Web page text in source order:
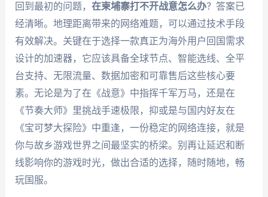
回到最初的问题， 在柬埔寨打不开战意怎么办？答案已
经清晰。地理距离带来的网络难题，可以通过技术手段
有效解决。关键在于选择一款真正为海外用户回国需求
设计的加速器，它应该具备全球节点、智能选线、全平
台支持、无限流量、数据加密和可靠售后这些核心要
素。无论是为了在《战意》中指挥千军万马，还是在
《节奏大师》里挑战手速极限，抑或是与国内好友在
《宝可梦大探险》中重逢，一份稳定的网络连接，就是
你与故乡游戏世界之间最坚实的桥梁。别再让延迟和断
线影响你的游戏时光，做出合适的选择，随时随地，畅
玩国服。